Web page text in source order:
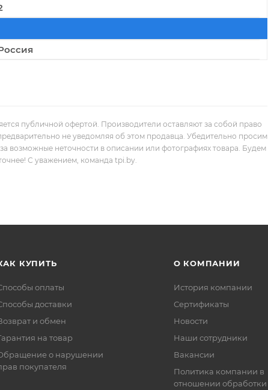
публичной офертой. Производители оставляют за собой право
не уведомляя об этом продавца. Убедительно просим
возможные неточности в описании или фотографиях товара. Будем
С уважением, команда tpi.by.
КУПИТЬ
оплаты
доставки
и обмен
на товар
о нарушении
покупателя
О КОМПАНИИ
История компании
Сертификаты
Новости
Наши сотрудники
Вакансии
Политика компании в
отношении обработки